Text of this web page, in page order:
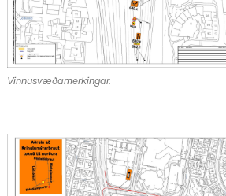
Vinnusvæðamerkingar.